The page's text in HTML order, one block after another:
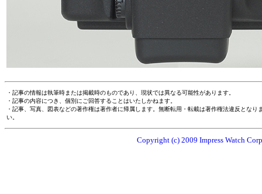
・記事の情報は執筆時または掲載時のものであり、現状では異なる可能性があります。
・記事の内容につき、個別にご回答することはいたしかねます。
・記事、写真、図表などの著作権は著作者に帰属します。無断転用・転載は著作権法違反とな
い。
Copyright (c) 2009 Impress Watch